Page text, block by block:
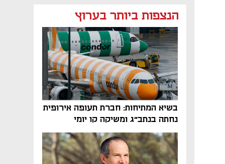
הנצפות ביותר בערוץ
בשיא המתיחות: חברת תעופה אירופית
נחתה בנתב"ג ומשיקה קו יומי